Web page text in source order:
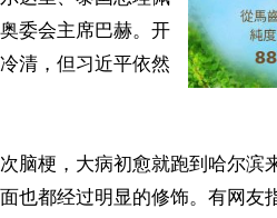
委会主席巴赫。开
清，但习近平依然
脑梗，大病初愈就跑到哈尔滨
也都经过明显的修饰。有网友